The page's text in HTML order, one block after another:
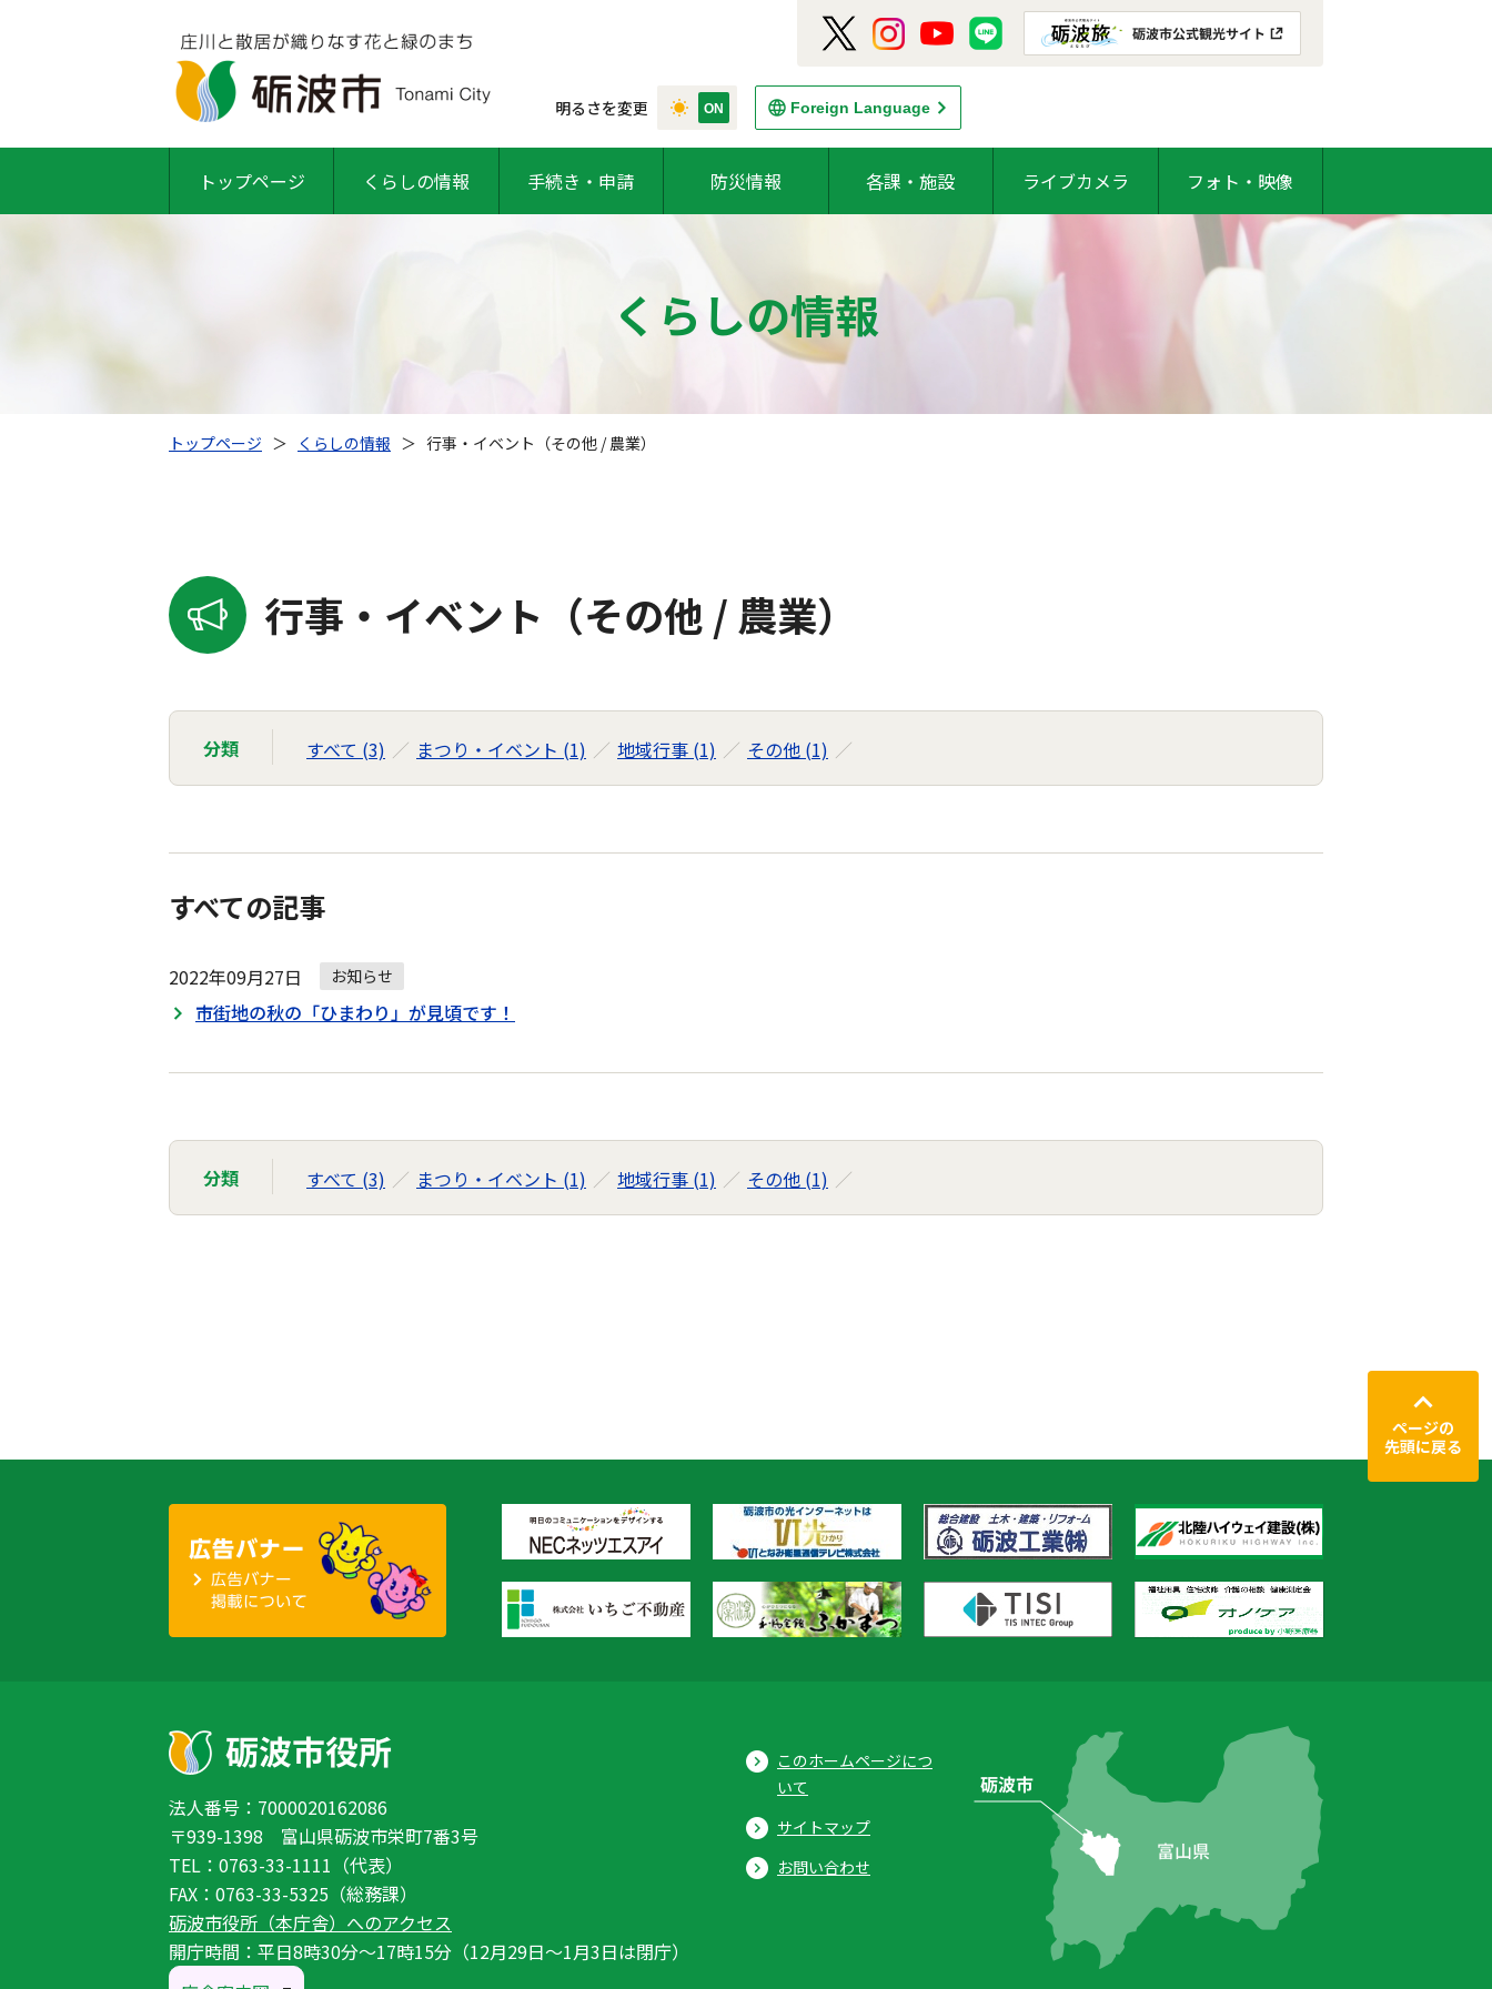
明るさを変更 Foreign Language
トップページ くらしの情報 手続き・申請 防災情報 各課・施設 ライブカメラ フォト・映像
くらしの情報
トップページ ＞ くらしの情報 ＞ 行事・イベント（その他 / 農業）
行事・イベント（その他 / 農業）
分類 すべて (3) まつり・イベント (1) 地域行事 (1) その他 (1)
すべての記事
2022年09月27日 お知らせ
市街地の秋の「ひまわり」が見頃です！
分類 すべて (3) まつり・イベント (1) 地域行事 (1) その他 (1)
ページの
先頭に戻る
法人番号：7000020162086
〒939-1398 富山県砺波市栄町7番3号
TEL：0763-33-1111（代表）
FAX：0763-33-5325（総務課）
砺波市役所（本庁舎）へのアクセス
開庁時間：平日8時30分〜17時15分（12月29日〜1月3日は閉庁）
このホームページにつ
いて
サイトマップ
お問い合わせ